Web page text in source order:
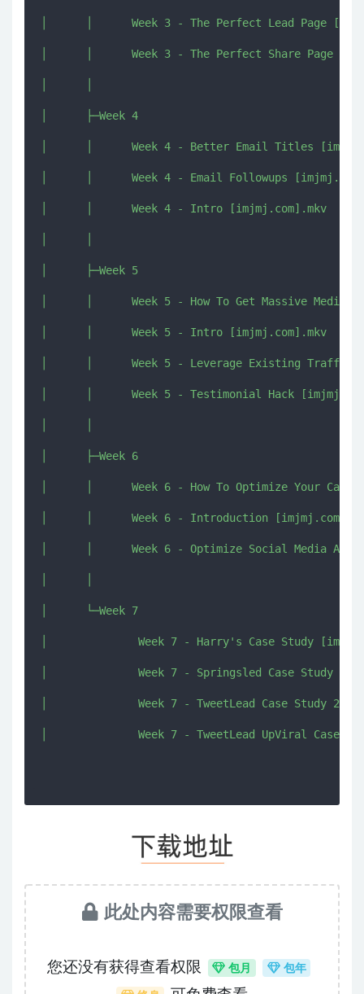
│      │      Week 3 - The Perfect Lead Page
│      │      Week 3 - The Perfect Share Page
│      ├─Week 4
│      │      Week 4 - Better Email Titles
│      │      Week 4 - Email Followups
│      │      Week 4 - Intro [imjmj.com].mkv
│      ├─Week 5
│      │      Week 5 - How To Get Massive Media
│      │      Week 5 - Intro [imjmj.com].mkv
│      │      Week 5 - Leverage Existing Traffic
│      │      Week 5 - Testimonial Hack
│      ├─Week 6
│      │      Week 6 - How To Optimize Your
│      │      Week 6 - Introduction
│      │      Week 6 - Optimize Social Media
│      └─Week 7
│              Week 7 - Harry's Case Study
│              Week 7 - Springsled Case Study
│              Week 7 - TweetLead Case Study 2
│              Week 7 - TweetLead UpViral Case
此处内容需要权限查看
您还没有获得查看权限 包月 包年